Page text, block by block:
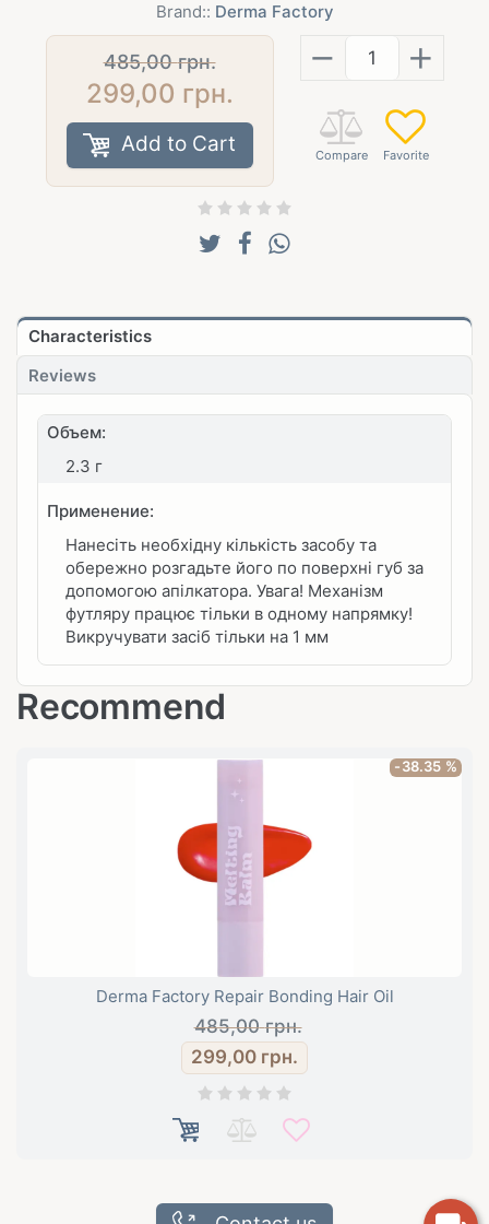
Brand:: Derma Factory
485,00грн.
299,00 грн.
Add to Cart
− +
Characteristics
Reviews
Объем:
2.3 г
Применение:
Нанесіть необхідну кількість засобу та
обережно розгадьте його по поверхні губ за
допомогою апілкатора. Увага! Механізм
футляру працює тільки в одному напрямку!
Викручувати засіб тільки на 1 мм
Recommend
-38.35 %
Derma Factory Repair Bonding Hair Oil
485,00 грн.
299,00 грн.